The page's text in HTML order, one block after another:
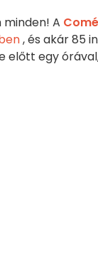
minden! A
, és akár 85
előtt egy